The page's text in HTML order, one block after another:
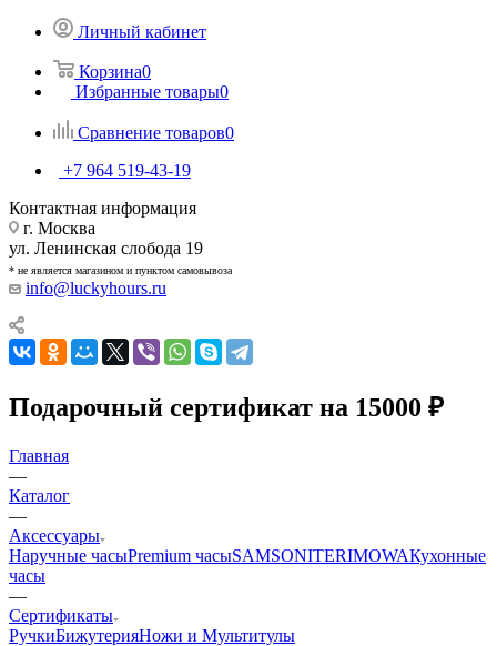
Личный кабинет
Корзина0
Избранные товары0
Сравнение товаров0
+7 964 519-43-19
Контактная информация
г. Москва
ул. Ленинская слобода 19
* не является магазином и пунктом самовывоза
info@luckyhours.ru
Подарочный сертификат на 15000 ₽
Главная
—
Каталог
—
Аксессуары
Наручные часыPremium часыSAMSONITERIMOWAКухонные
часы
—
Сертификаты
РучкиБижутерияНожи и Мультитулы